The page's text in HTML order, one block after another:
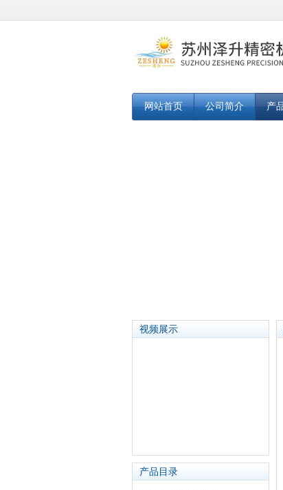
网站首页 公司简介 产
视频展示
产品目录